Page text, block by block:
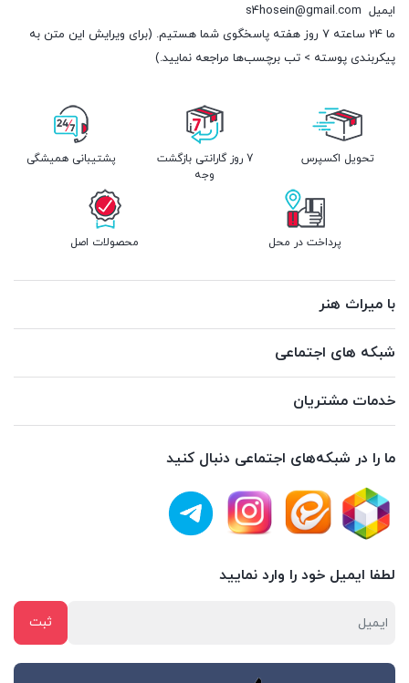
ایمیل s4hosein@gmail.com
ما 24 ساعته 7 روز هفته پاسخگوی شما هستیم. (برای ویرایش این متن به
پیکربندی پوسته > تب برچسب‌ها مراجعه نمایید.)
تحویل اکسپرس
7 روز گارانتی بازگشت
وجه
پشتیبانی همیشگی
پرداخت در محل محصولات اصل
با میراث هنر
شبکه های اجتماعی
خدمات مشتریان
ما را در شبکه‌های اجتماعی دنبال کنید
لطفا ایمیل خود را وارد نمایید